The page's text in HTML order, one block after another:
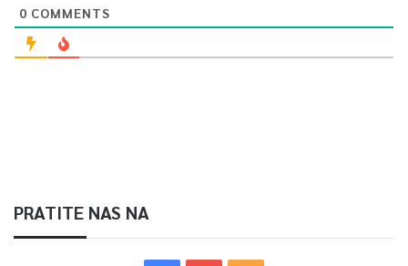
0 COMMENTS
PRATITE NAS NA